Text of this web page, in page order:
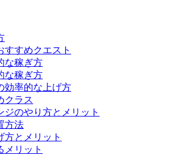
すすめクエスト
な稼ぎ方
な稼ぎ方
効率的な上げ方
クラス
ジのやり方とメリット
方法
方とメリット
メリット